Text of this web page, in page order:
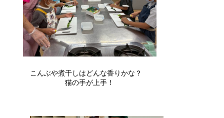
こんぶや煮干しはどんな香りかな？
猫の手が上手！